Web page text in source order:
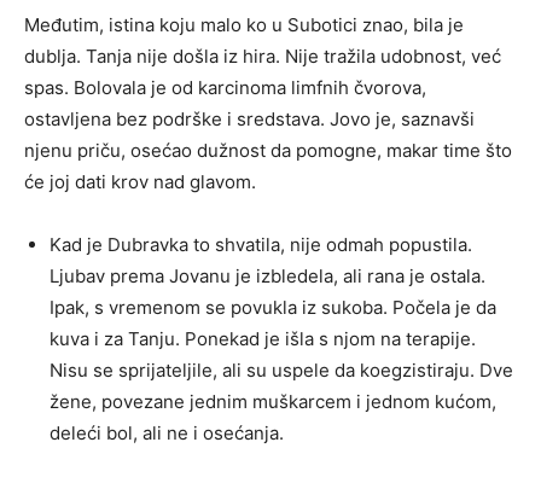
Međutim, istina koju malo ko u Subotici znao, bila je
dublja. Tanja nije došla iz hira. Nije tražila udobnost, već
spas. Bolovala je od karcinoma limfnih čvorova,
ostavljena bez podrške i sredstava. Jovo je, saznavši
njenu priču, osećao dužnost da pomogne, makar time što
će joj dati krov nad glavom.
Kad je Dubravka to shvatila, nije odmah popustila.
Ljubav prema Jovanu je izbledela, ali rana je ostala.
Ipak, s vremenom se povukla iz sukoba. Počela je da
kuva i za Tanju. Ponekad je išla s njom na terapije.
Nisu se sprijateljile, ali su uspele da koegzistiraju. Dve
žene, povezane jednim muškarcem i jednom kućom,
deleći bol, ali ne i osećanja.